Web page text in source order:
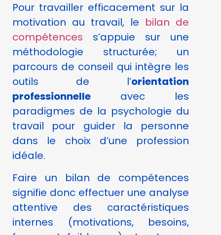
Pour travailler efficacement sur la
motivation au travail, le bilan de
compétences s’appuie sur une
méthodologie structurée; un
parcours de conseil qui intègre les
outils de l’orientation
professionnelle avec les
paradigmes de la psychologie du
travail pour guider la personne
dans le choix d’une profession
idéale.
Faire un bilan de compétences
signifie donc effectuer une analyse
attentive des caractéristiques
internes (motivations, besoins,
chances de
contenu et
des offres
personnalisés.